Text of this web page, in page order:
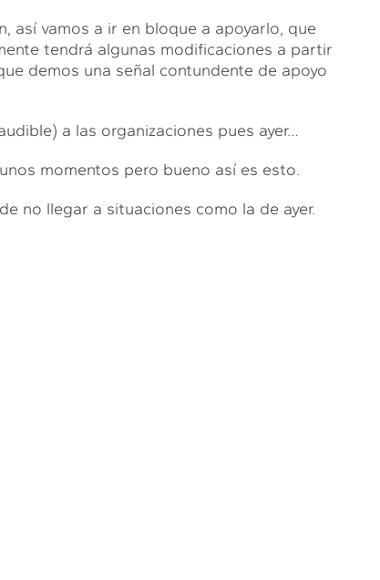
así vamos a ir en bloque a apoyarlo, que
tendrá algunas modificaciones a partir
demos una señal contundente de apoyo
a las organizaciones pues ayer…
momentos pero bueno así es esto.
no llegar a situaciones como la de ayer.